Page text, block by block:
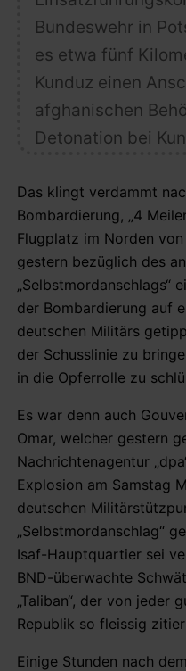
Bundeswehr in
es etwa fünf
Kunduz einen
afghanischen
Detonation bei
Das klingt verdammt
Bombardierung, „4
Flugplatz im Norden
gestern bezüglich des
„Selbstmordanschlags“
der Bombardierung auf
deutschen Militärs
der Schusslinie zu
in die Opferrolle zu
Es war denn auch
Omar, welcher gestern
Nachrichtenagentur
Explosion am Samstag
deutschen
„Selbstmordanschlag“
Isaf-Hauptquartier sei
BND-überwachte
„Taliban“, der von jeder
Republik so fleissig
Einige Stunden nach